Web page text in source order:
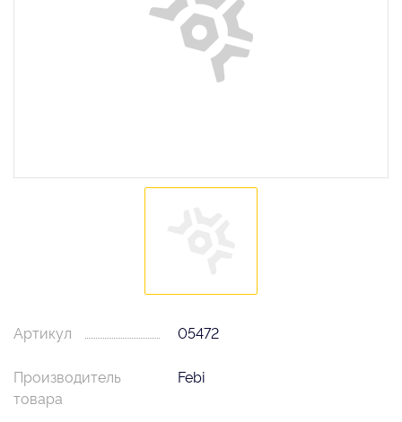
Артикул 05472
Производитель
товара
Febi